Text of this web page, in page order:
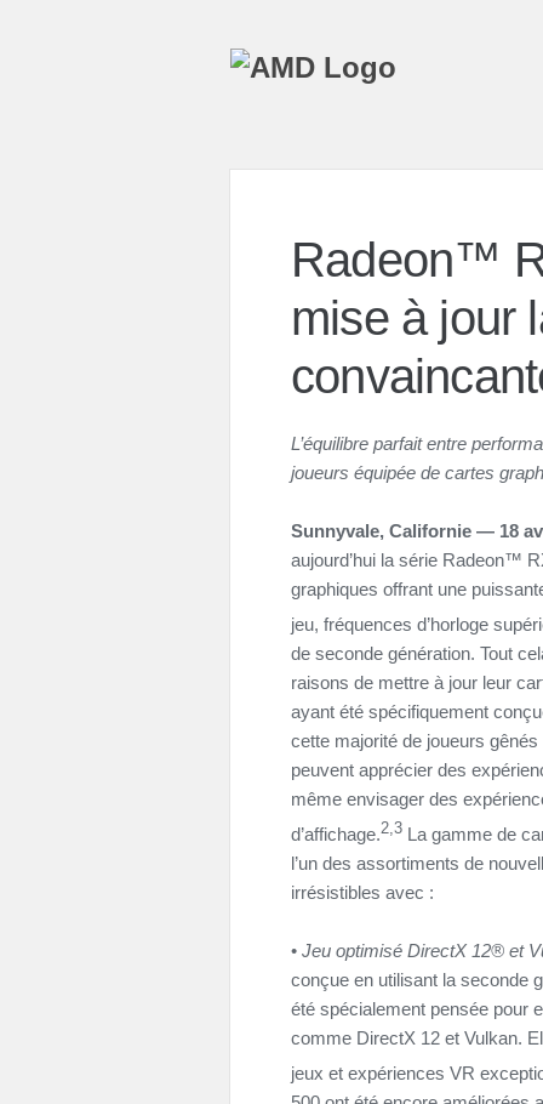
Radeon™
mise à jour
L’équilibre parfait entre
joueurs équipée de cartes
Sunnyvale, Californie — 18
aujourd’hui la série Radeon™
graphiques offrant une
jeu, fréquences d’horloge
de seconde génération. Tout
raisons de mettre à jour leur
ayant été spécifiquement
cette majorité de joueurs
peuvent apprécier des
même envisager des
d’affichage.2,3 La gamme de
l’un des assortiments de
irrésistibles avec :
• Jeu optimisé DirectX 12® et
conçue en utilisant la seconde
été spécialement pensée pour
comme DirectX 12 et Vulkan.
jeux et expériences VR